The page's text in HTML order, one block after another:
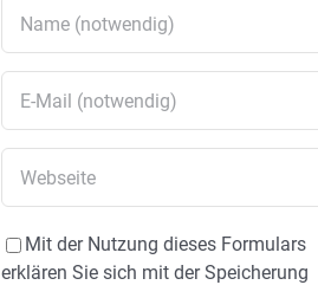
Mit der Nutzung dieses Formulars
erklären Sie sich mit der Speicherung